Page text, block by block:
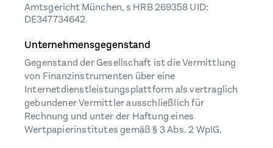
Amtsgericht München, s HRB 269358 UID:
DE347734642
Unternehmensgegenstand
Gegenstand der Gesellschaft ist die Vermittlung
von Finanzinstrumenten über eine
Internetdienstleistungsplattform als vertraglich
gebundener Vermittler ausschließlich für
Rechnung und unter der Haftung eines
Wertpapierinstitutes gemäß § 3 Abs. 2 WpIG.